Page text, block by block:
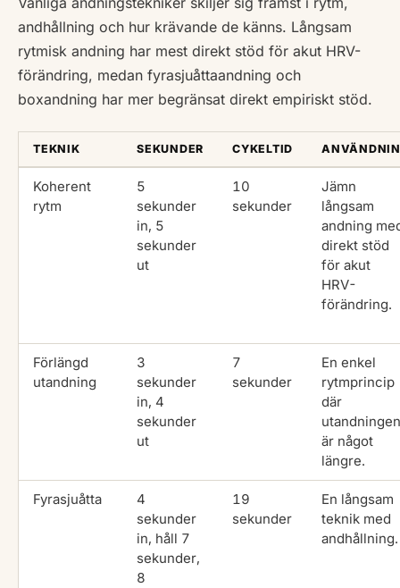
andhållning och hur krävande de känns. Långsam
rytmisk andning har mest direkt stöd för akut HRV-
förändring, medan fyrasjuåttaandning och
boxandning har mer begränsat direkt empiriskt stöd.
TEKNIK SEKUNDER CYKELTID
Koherent
rytm
5
sekunder
in, 5
sekunder
ut
10
sekunder
Jämn
långsam
andning
direkt stöd
för akut
HRV-
förändring.
Förlängd
utandning
3
sekunder
in, 4
sekunder
ut
7
sekunder
En enkel
rytmprincip
där
utandningen
är något
längre.
Fyrasjuåtta
4
sekunder
in, håll 7
sekunder,
8
19
sekunder
En långsam
teknik med
andhållning.